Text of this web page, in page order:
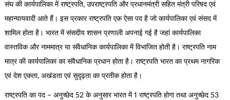
संघ की कार्यपालिका में राष्ट्रपति, उपराष्ट्रपति और प्रधानमंत्री सहित मंत्री परिषद एवं
महान्यायवादी आते हैं। इस प्रकार राष्ट्रपति एक ऐसा पद है जो कार्यपालिका एवं संसद में
शामिल होता है। भारत में संसदीय शासन प्रणाली अपनाई गई है जहां कार्यपालिका
वास्तविक और नाममात्र या संवैधानिक कार्यपालिका में विभाजित होती है। राष्ट्रपति नाम
मात्र की कार्यपालिका का संवैधानिक प्रधान होता है। राष्ट्रपति भारत का प्रथम नागरिक
एवं देश एकता, अखंडता एवं सुदृढ़ता का प्रतीक होता है।
राष्ट्रपति का पद – अनुच्छेद 52 के अनुसार भारत में 1 राष्ट्रपति होगा तथा अनुच्छेद 53